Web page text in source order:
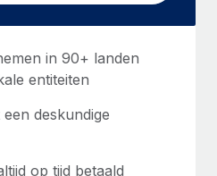
in 90+ landen
entiteiten
deskundige
op tijd betaald